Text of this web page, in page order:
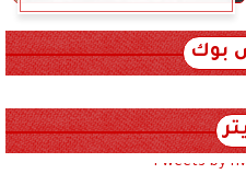
بوك
Tweets by